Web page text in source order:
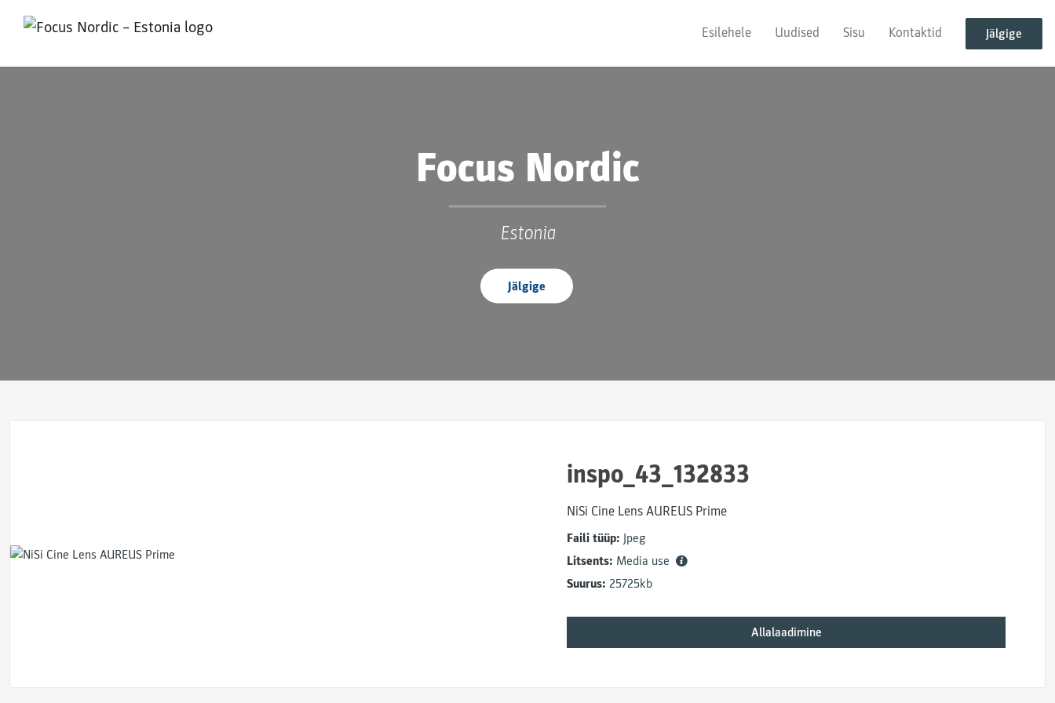
Esilehele Uudised Sisu Kontaktid Jälgige
Focus Nordic
Estonia
Jälgige
inspo_43_132833
NiSi Cine Lens AUREUS Prime
Faili tüüp: Jpeg
Litsents: Media use
Suurus: 25725kb
Allalaadimine